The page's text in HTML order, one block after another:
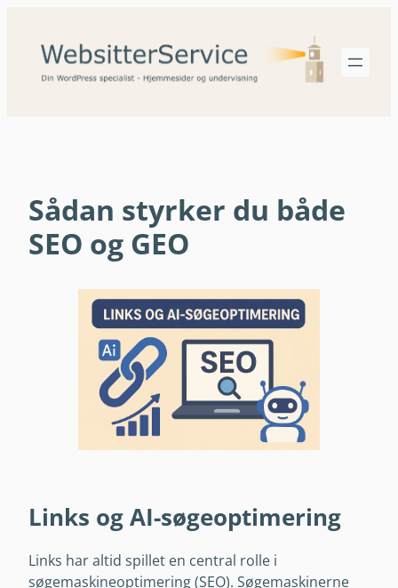
indhold
Sådan styrker du både
SEO og GEO
Links og AI-søgeoptimering
Links har altid spillet en central rolle i
søgemaskineoptimering (SEO). Søgemaskinerne